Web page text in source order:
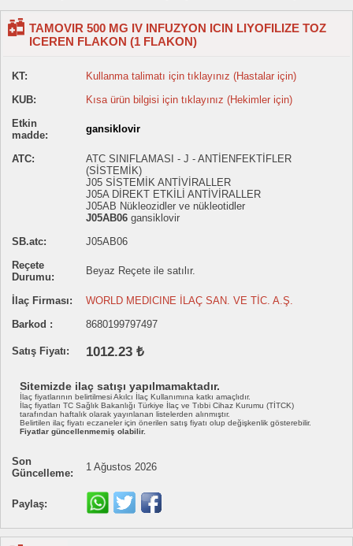
TAMOVIR 500 MG IV INFUZYON ICIN LIYOFILIZE TOZ
ICEREN FLAKON (1 FLAKON)
KT:
Kullanma talimatı için tıklayınız (Hastalar için)
KUB:
Kısa ürün bilgisi için tıklayınız (Hekimler için)
Etkin
madde:
gansiklovir
ATC:
ATC SINIFLAMASI - J - ANTİENFEKTİFLER
(SİSTEMİK)
J05 SİSTEMİK ANTİVİRALLER
J05A DİREKT ETKİLİ ANTİVİRALLER
J05AB Nükleozidler ve nükleotidler
J05AB06 gansiklovir
SB.atc:
J05AB06
Reçete
Durumu:
Beyaz Reçete ile satılır.
İlaç Firması:
WORLD MEDICINE İLAÇ SAN. VE TİC. A.Ş.
Barkod :
8680199797497
Satış Fiyatı: 1012.23 ₺
Sitemizde ilaç satışı yapılmamaktadır.
İlaç fiyatlarının belirtilmesi Akılcı İlaç Kullanımına katkı amaçlıdır.
İlaç fiyatları TC Sağlık Bakanlığı Türkiye İlaç ve Tıbbi Cihaz Kurumu (TİTCK)
tarafından haftalık olarak yayınlanan listelerden alınmıştır.
Belirtilen ilaç fiyatı eczaneler için önerilen satış fiyatı olup değişkenlik gösterebilir.
Fiyatlar güncellenmemiş olabilir.
Son
Güncelleme:
1 Ağustos 2026
Paylaş: